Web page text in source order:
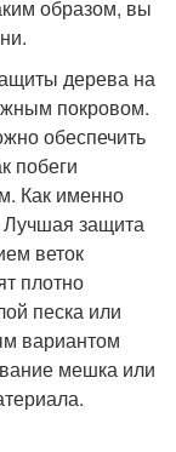
образом, вы
дерева на
покровом.
обеспечить
побеги
Как именно
Лучшая защита
веток
плотно
песка или
вариантом
мешка или